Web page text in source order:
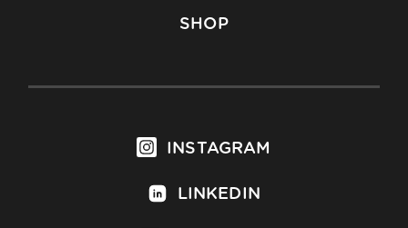
SHOP
INSTAGRAM
LINKEDIN